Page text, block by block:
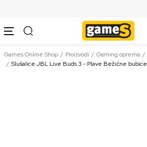
Games Online Shop Proizvodi Gaming oprema
Slušalice JBL Live Buds 3 - Plave Bežične bubice